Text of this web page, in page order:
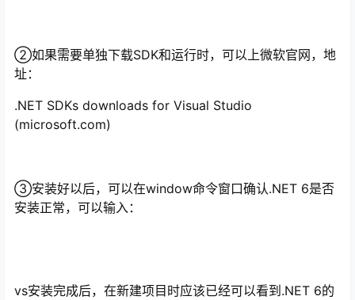
②如果需要单独下载SDK和运行时，可以上微软官网，地
址：
.NET SDKs downloads for Visual Studio
(microsoft.com)
③安装好以后，可以在window命令窗口确认.NET 6是否
安装正常，可以输入：
vs安装完成后，在新建项目时应该已经可以看到.NET 6的